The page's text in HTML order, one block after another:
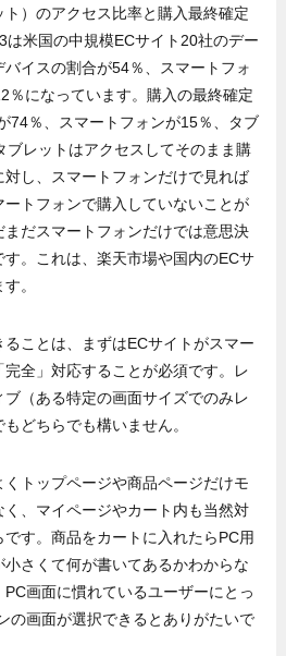
）のアクセス比率と購入最終確定
は米国の中規模ECサイト20社のデー
イスの割合が54％、スマートフォ
％になっています。購入の最終確定
74％、スマートフォンが15％、タブ
ブレットはアクセスしてそのまま購
対し、スマートフォンだけで見れば
トフォンで購入していないことが
だスマートフォンだけでは意思決
。これは、楽天市場や国内のECサ
。
ことは、まずはECサイトがスマー
完全」対応することが必須です。レ
（ある特定の画面サイズでのみレ
どちらでも構いません。
くトップページや商品ページだけモ
、マイページやカート内も当然対
す。商品をカートに入れたらPC用
さくて何が書いてあるかわからな
画面に慣れているユーザーにとっ
の画面が選択できるとありがたいで